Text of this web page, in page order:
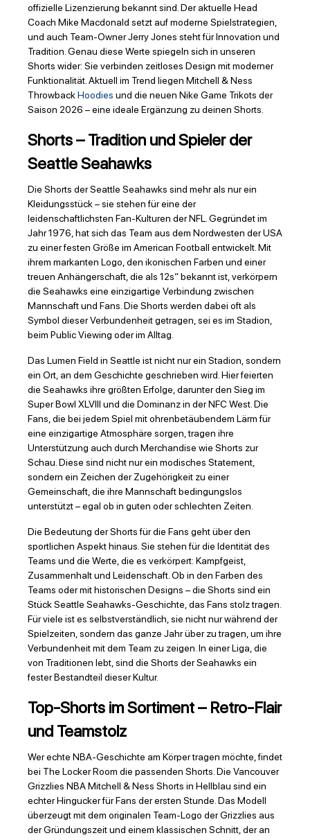
offizielle Lizenzierung bekannt sind. Der aktuelle Head
Coach Mike Macdonald setzt auf moderne Spielstrategien,
und auch Team-Owner Jerry Jones steht für Innovation und
Tradition. Genau diese Werte spiegeln sich in unseren
Shorts wider: Sie verbinden zeitloses Design mit moderner
Funktionalität. Aktuell im Trend liegen Mitchell & Ness
ThrowbackHoodies und die neuen Nike Game Trikots der
Saison 2026 – eine ideale Ergänzung zu deinen Shorts.
Shorts – Tradition und Spieler der
Seattle Seahawks
Die Shorts der Seattle Seahawks sind mehr als nur ein
Kleidungsstück – sie stehen für eine der
leidenschaftlichsten Fan-Kulturen der NFL. Gegründet im
Jahr 1976, hat sich das Team aus dem Nordwesten der USA
zu einer festen Größe im American Football entwickelt. Mit
ihrem markanten Logo, den ikonischen Farben und einer
treuen Anhängerschaft, die als 12s“ bekannt ist, verkörpern
die Seahawks eine einzigartige Verbindung zwischen
Mannschaft und Fans. Die Shorts werden dabei oft als
Symbol dieser Verbundenheit getragen, sei es im Stadion,
beim Public Viewing oder im Alltag.
Das Lumen Field in Seattle ist nicht nur ein Stadion, sondern
ein Ort, an dem Geschichte geschrieben wird. Hier feierten
die Seahawks ihre größten Erfolge, darunter den Sieg im
Super Bowl XLVIII und die Dominanz in der NFC West. Die
Fans, die bei jedem Spiel mit ohrenbetäubendem Lärm für
eine einzigartige Atmosphäre sorgen, tragen ihre
Unterstützung auch durch Merchandise wie Shorts zur
Schau. Diese sind nicht nur ein modisches Statement,
sondern ein Zeichen der Zugehörigkeit zu einer
Gemeinschaft, die ihre Mannschaft bedingungslos
unterstützt – egal ob in guten oder schlechten Zeiten.
Die Bedeutung der Shorts für die Fans geht über den
sportlichen Aspekt hinaus. Sie stehen für die Identität des
Teams und die Werte, die es verkörpert: Kampfgeist,
Zusammenhalt und Leidenschaft. Ob in den Farben des
Teams oder mit historischen Designs – die Shorts sind ein
Stück Seattle Seahawks-Geschichte, das Fans stolz tragen.
Für viele ist es selbstverständlich, sie nicht nur während der
Spielzeiten, sondern das ganze Jahr über zu tragen, um ihre
Verbundenheit mit dem Team zu zeigen. In einer Liga, die
von Traditionen lebt, sind die Shorts der Seahawks ein
fester Bestandteil dieser Kultur.
Top-Shorts im Sortiment – Retro-Flair
und Teamstolz
Wer echte NBA-Geschichte am Körper tragen möchte, findet
bei The Locker Room die passenden Shorts. Die Vancouver
Grizzlies NBA Mitchell & Ness Shorts in Hellblau sind ein
echter Hingucker für Fans der ersten Stunde. Das Modell
überzeugt mit dem originalen Team-Logo der Grizzlies aus
der Gründungszeit und einem klassischen Schnitt, der an